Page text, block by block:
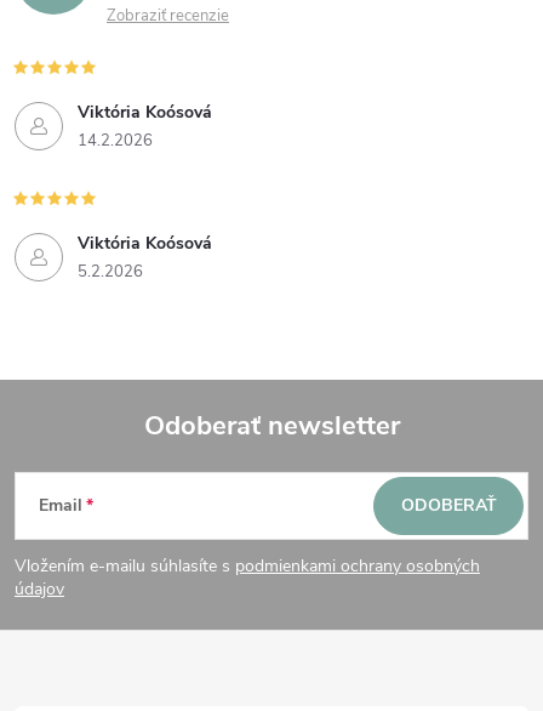
Zobraziť recenzie
Viktória Koósová
14.2.2026
Viktória Koósová
5.2.2026
Z
á
p
Odoberať newsletter
Email
Vložením e-mailu súhlasíte s podmienkami ochrany osobných
údajov
ODOBERAŤ